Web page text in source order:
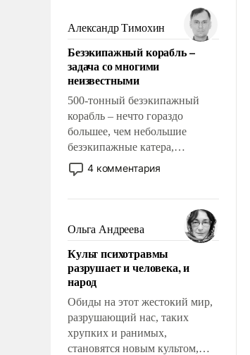
чем она отличается от просто
образованных людей. Иногда
казалось, что эти вопросы
решены раз и навсегда, но –
нет, не решены.
Александр Тимохин
Безэкипажный корабль –
задача со многими
неизвестными
500-тонный безэкипажный
корабль – нечто гораздо
большее, чем небольшие
безэкипажные катера,
применение которых уже
стало обыденностью. Задача по
сложна и амбициозна. Однако
и ее реализация радикально
поднимет наши боевые
возможности.
4 комментария
Ольга Андреева
Культ психотравмы
разрушает и человека, и
народ
Обиды на этот жестокий мир,
разрушающий нас, таких
хрупких и ранимых,
становятся новым культом,